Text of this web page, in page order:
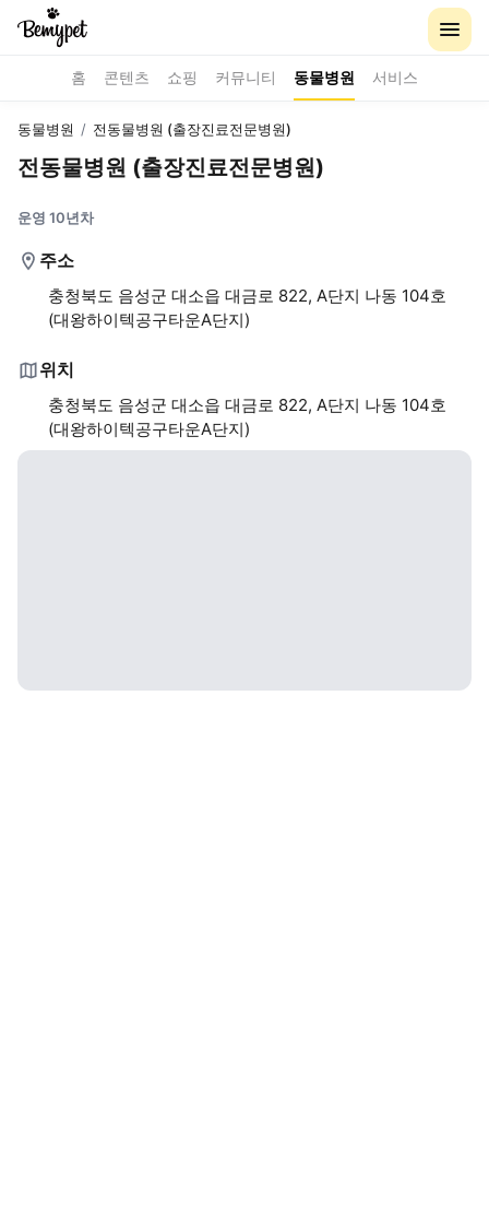
홈 콘텐츠 쇼핑 커뮤니티 동물병원 서비스
동물병원 / 전동물병원 (출장진료전문병원)
전동물병원 (출장진료전문병원)
운영 10년차
주소
충청북도 음성군 대소읍 대금로 822, A단지 나동 104호
(대왕하이텍공구타운A단지)
위치
충청북도 음성군 대소읍 대금로 822, A단지 나동 104호
(대왕하이텍공구타운A단지)